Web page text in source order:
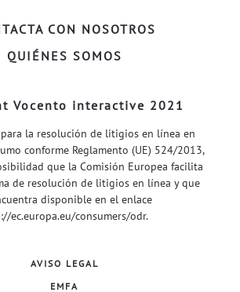
CON NOSOTROS
QUIÉNES SOMOS
Vocento interactive 2021
la resolución de litigios en línea en
conforme Reglamento (UE) 524/2013,
que la Comisión Europea facilita
de resolución de litigios en línea y que
disponible en el enlace
ec.europa.eu/consumers/odr.
AVISO LEGAL
EMFA